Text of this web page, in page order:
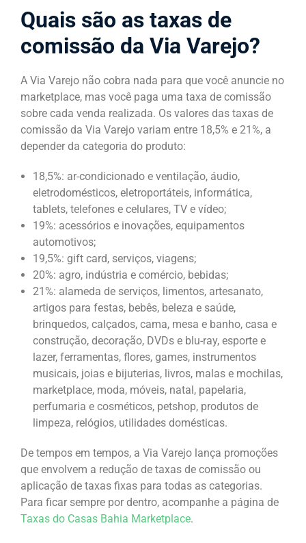
Quais são as taxas de
comissão da Via Varejo?
A Via Varejo não cobra nada para que você anuncie no
marketplace, mas você paga uma taxa de comissão
sobre cada venda realizada. Os valores das taxas de
comissão da Via Varejo variam entre 18,5% e 21%, a
depender da categoria do produto:
18,5%: ar-condicionado e ventilação, áudio,
eletrodomésticos, eletroportáteis, informática,
tablets, telefones e celulares, TV e vídeo;
19%: acessórios e inovações, equipamentos
automotivos;
19,5%: gift card, serviços, viagens;
20%: agro, indústria e comércio, bebidas;
21%: alameda de serviços, limentos, artesanato,
artigos para festas, bebês, beleza e saúde,
brinquedos, calçados, cama, mesa e banho, casa e
construção, decoração, DVDs e blu-ray, esporte e
lazer, ferramentas, flores, games, instrumentos
musicais, joias e bijuterias, livros, malas e mochilas,
marketplace, moda, móveis, natal, papelaria,
perfumaria e cosméticos, petshop, produtos de
limpeza, relógios, utilidades domésticas.
De tempos em tempos, a Via Varejo lança promoções
que envolvem a redução de taxas de comissão ou
aplicação de taxas fixas para todas as categorias.
Para ficar sempre por dentro, acompanhe a página de
Taxas do Casas Bahia Marketplace.